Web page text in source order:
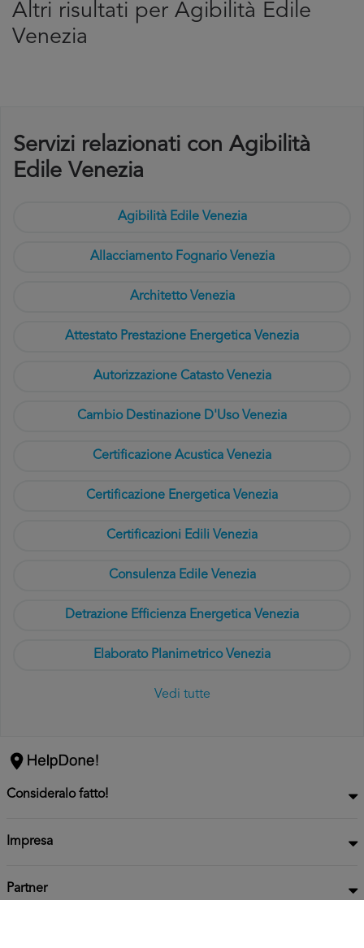
Altri risultati per Agibilità Edile
Venezia
Servizi relazionati con Agibilità
Edile Venezia
Agibilità Edile Venezia
Allacciamento Fognario Venezia
Architetto Venezia
Attestato Prestazione Energetica Venezia
Autorizzazione Catasto Venezia
Cambio Destinazione D'Uso Venezia
Certificazione Acustica Venezia
Certificazione Energetica Venezia
Certificazioni Edili Venezia
Consulenza Edile Venezia
Detrazione Efficienza Energetica Venezia
Elaborato Planimetrico Venezia
Vedi tutte
Consideralo fatto!
Impresa
Partner